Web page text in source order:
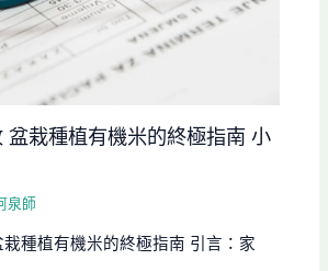
盆栽種植有機米的終極指南 小
泉師
種植有機米的終極指南 引言：家